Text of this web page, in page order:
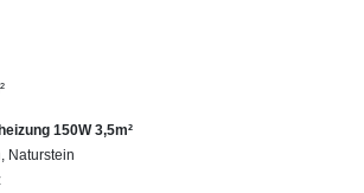
150W 3,5m²
Naturstein